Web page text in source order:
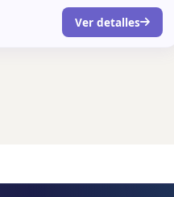
Ver detalles